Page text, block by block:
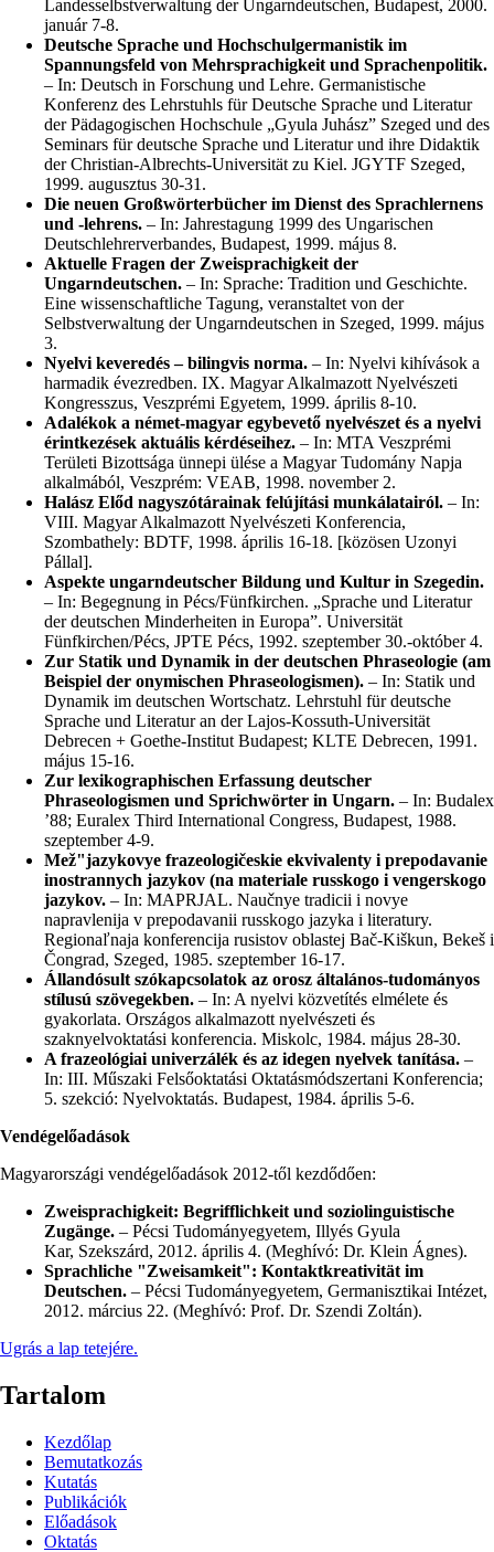
Landesselbstverwaltung der Ungarndeutschen, Budapest, 2000.
január 7-8.
Deutsche Sprache und Hochschulgermanistik im
Spannungsfeld von Mehrsprachigkeit und Sprachenpolitik.
– In: Deutsch in Forschung und Lehre. Germanistische
Konferenz des Lehrstuhls für Deutsche Sprache und Literatur
der Pädagogischen Hochschule „Gyula Juhász” Szeged und des
Seminars für deutsche Sprache und Literatur und ihre Didaktik
der Christian-Albrechts-Universität zu Kiel. JGYTF Szeged,
1999. augusztus 30-31.
Die neuen Großwörterbücher im Dienst des Sprachlernens
und -lehrens. – In: Jahrestagung 1999 des Ungarischen
Deutschlehrerverbandes, Budapest, 1999. május 8.
Aktuelle Fragen der Zweisprachigkeit der
Ungarndeutschen. – In: Sprache: Tradition und Geschichte.
Eine wissenschaftliche Tagung, veranstaltet von der
Selbstverwaltung der Ungarndeutschen in Szeged, 1999. május
3.
Nyelvi keveredés – bilingvis norma. – In: Nyelvi kihívások a
harmadik évezredben. IX. Magyar Alkalmazott Nyelvészeti
Kongresszus, Veszprémi Egyetem, 1999. április 8-10.
Adalékok a német-magyar egybevető nyelvészet és a nyelvi
érintkezések aktuális kérdéseihez. – In: MTA Veszprémi
Területi Bizottsága ünnepi ülése a Magyar Tudomány Napja
alkalmából, Veszprém: VEAB, 1998. november 2.
Halász Előd nagyszótárainak felújítási munkálatairól. – In:
VIII. Magyar Alkalmazott Nyelvészeti Konferencia,
Szombathely: BDTF, 1998. április 16-18. [közösen Uzonyi
Pállal].
Aspekte ungarndeutscher Bildung und Kultur in Szegedin.
– In: Begegnung in Pécs/Fünfkirchen. „Sprache und Literatur
der deutschen Minderheiten in Europa”. Universität
Fünfkirchen/Pécs, JPTE Pécs, 1992. szeptember 30.-október 4.
Zur Statik und Dynamik in der deutschen Phraseologie (am
Beispiel der onymischen Phraseologismen). – In: Statik und
Dynamik im deutschen Wortschatz. Lehrstuhl für deutsche
Sprache und Literatur an der Lajos-Kossuth-Universität
Debrecen + Goethe-Institut Budapest; KLTE Debrecen, 1991.
május 15-16.
Zur lexikographischen Erfassung deutscher
Phraseologismen und Sprichwörter in Ungarn. – In: Budalex
’88; Euralex Third International Congress, Budapest, 1988.
szeptember 4-9.
Mež"jazykovye frazeologičeskie ekvivalenty i prepodavanie
inostrannych jazykov (na materiale russkogo i vengerskogo
jazykov. – In: MAPRJAL. Naučnye tradicii i novye
napravlenija v prepodavanii russkogo jazyka i literatury.
Regionaľnaja konferencija rusistov oblastej Bač-Kiškun, Bekeš i
Čongrad, Szeged, 1985. szeptember 16-17.
Állandósult szókapcsolatok az orosz általános-tudományos
stílusú szövegekben. – In: A nyelvi közvetítés elmélete és
gyakorlata. Országos alkalmazott nyelvészeti és
szaknyelvoktatási konferencia. Miskolc, 1984. május 28-30.
A frazeológiai univerzálék és az idegen nyelvek tanítása. –
In: III. Műszaki Felsőoktatási Oktatásmódszertani Konferencia;
5. szekció: Nyelvoktatás. Budapest, 1984. április 5-6.
Vendégelőadások
Magyarországi vendégelőadások 2012-től kezdődően:
Zweisprachigkeit: Begrifflichkeit und soziolinguistische
Zugänge. – Pécsi Tudományegyetem, Illyés Gyula
Kar, Szekszárd, 2012. április 4. (Meghívó: Dr. Klein Ágnes).
Sprachliche "Zweisamkeit": Kontaktkreativität im
Deutschen. – Pécsi Tudományegyetem, Germanisztikai Intézet,
2012. március 22. (Meghívó: Prof. Dr. Szendi Zoltán).
Ugrás a lap tetejére.
Tartalom
Kezdőlap
Bemutatkozás
Kutatás
Publikációk
Előadások
Oktatás